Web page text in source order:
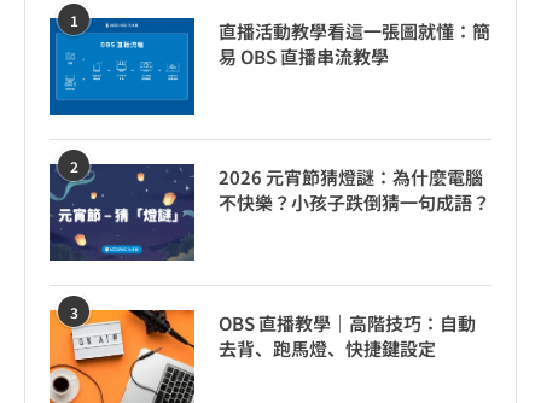
1
直播活動教學看這一張圖就懂：簡
易 OBS 直播串流教學
2
2026 元宵節猜燈謎：為什麼電腦
不快樂？小孩子跌倒猜一句成語？
3
OBS 直播教學｜高階技巧：自動
去背、跑馬燈、快捷鍵設定